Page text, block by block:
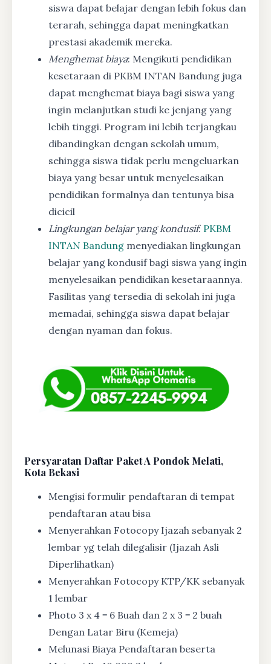
siswa dapat belajar dengan lebih fokus dan
terarah, sehingga dapat meningkatkan
prestasi akademik mereka.
Menghemat biaya: Mengikuti pendidikan
kesetaraan di PKBM INTAN Bandung juga
dapat menghemat biaya bagi siswa yang
ingin melanjutkan studi ke jenjang yang
lebih tinggi. Program ini lebih terjangkau
dibandingkan dengan sekolah umum,
sehingga siswa tidak perlu mengeluarkan
biaya yang besar untuk menyelesaikan
pendidikan formalnya dan tentunya bisa
dicicil
Lingkungan belajar yang kondusif: PKBM
INTAN Bandung menyediakan lingkungan
belajar yang kondusif bagi siswa yang ingin
menyelesaikan pendidikan kesetaraannya.
Fasilitas yang tersedia di sekolah ini juga
memadai, sehingga siswa dapat belajar
dengan nyaman dan fokus.
Persyaratan Daftar Paket A Pondok Melati,
Kota Bekasi
Mengisi formulir pendaftaran di tempat
pendaftaran atau bisa
Menyerahkan Fotocopy Ijazah sebanyak 2
lembar yg telah dilegalisir (Ijazah Asli
Diperlihatkan)
Menyerahkan Fotocopy KTP/KK sebanyak
1 lembar
Photo 3 x 4 = 6 Buah dan 2 x 3 = 2 buah
Dengan Latar Biru (Kemeja)
Melunasi Biaya Pendaftaran beserta